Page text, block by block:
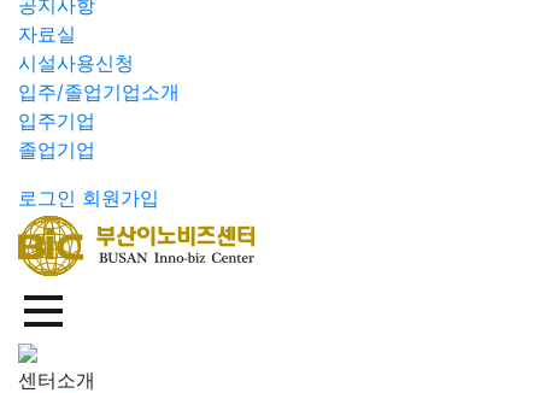
공지사항
자료실
시설사용신청
입주/졸업기업소개
입주기업
졸업기업
로그인 회원가입
센터소개